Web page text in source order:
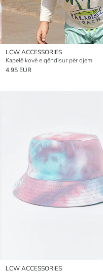
LCW ACCESSORIES
Kapelë kovë e qëndisur për djem
4.95 EUR
LCW ACCESSORIES